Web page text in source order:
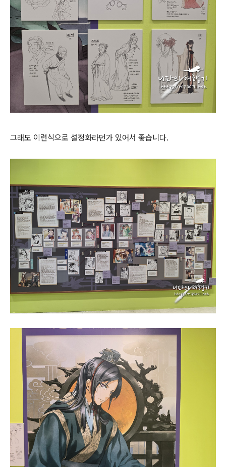
그래도 이런식으로 설정화라던가 있어서 좋습니다.